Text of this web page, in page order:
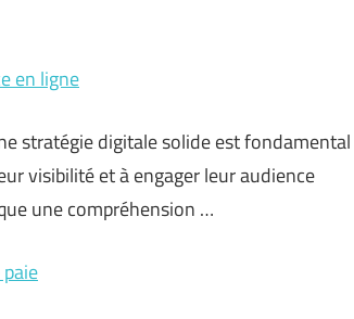
en ligne
stratégie digitale solide est fondamental
visibilité et à engager leur audience
une compréhension …